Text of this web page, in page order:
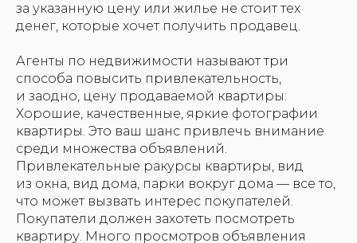
за указанную цену или жилье не стоит тех
денег, которые хочет получить продавец.
Агенты по недвижимости называют три
способа повысить привлекательность,
и заодно, цену продаваемой квартиры:
Хорошие, качественные, яркие фотографии
квартиры. Это ваш шанс привлечь внимание
среди множества объявлений.
Привлекательные ракурсы квартиры, вид
из окна, вид дома, парки вокруг дома — все то,
что может вызвать интерес покупателей.
Покупатели должен захотеть посмотреть
квартиру. Много просмотров объявления